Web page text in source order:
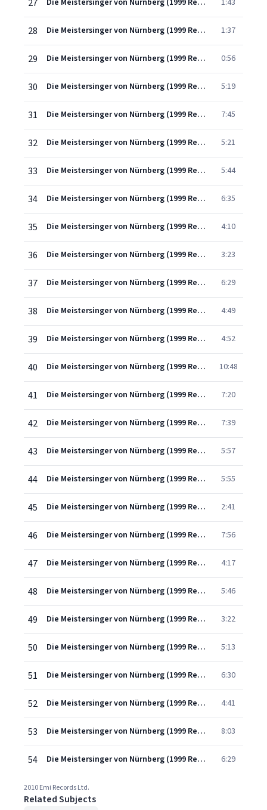
27 Die Meistersinger von Nürnberg (1999 Remastered Version), Act Two, Scene Five: Geliebter, spare den Zorn! (Eva/Magdalene/Walther/Nachtwächter) 1:43
28 Die Meistersinger von Nürnberg (1999 Remastered Version), Act Two, Scene Five: Üble Dinge, die ich da merk' (Sachs/Walther/Eva) 1:37
29 Die Meistersinger von Nürnberg (1999 Remastered Version), Act Two, Scene Six: Tu's nicht! Doch horch! (Eva/Walther/Sachs) 0:56
30 Die Meistersinger von Nürnberg (1999 Remastered Version), Act Two, Scene Six: Jerum! Jerum! 5:19
31 Die Meistersinger von Nürnberg (1999 Remastered Version), Act Two, Scene Six: Das Fenster geht auf (Sachs/Beckmesser/Walther/Eva) 7:45
32 Die Meistersinger von Nürnberg (1999 Remastered Version), Act Two, Scene Six: Den Tag seh' ich erscheinen (Beckmesser/Sachs) 5:21
33 Die Meistersinger von Nürnberg (1999 Remastered Version), Act Two, Scene Six: Mit den Schuhen ward isch fertig schier! (Sachs/Beckmesser/Nachbaren/David/Magdalene/Lehrlingen/Gesellen/Die Meister/Pogne 5:44
34 Die Meistersinger von Nürnberg (1999 Remastered Version), Act Three: Prelude 6:35
35 Die Meistersinger von Nürnberg (1999 Remastered Version), Act Three, Scene One: Gleich Meister! Hier! 4:10
36 Die Meistersinger von Nürnberg (1999 Remastered Version), Act Three, Scene One: Am Jordan Sankt Johannes stand (David/Sachs) 3:23
37 Die Meistersinger von Nürnberg (1999 Remastered Version), Act Three, Scene One: Wahn! Wahn! Überall Wahn! (Sachs) 6:29
38 Die Meistersinger von Nürnberg (1999 Remastered Version), Act Three, Scene Two: Grüß' Gott, mein Junker! 4:49
39 Die Meistersinger von Nürnberg (1999 Remastered Version), Act Three, Scene Two: Mein Freund! in holder Jugendzeit 4:52
40 Die Meistersinger von Nürnberg (1999 Remastered Version), Act Three, Scene Two: Morgenlich leuchtend in rosigem Schein (Sachs/Walther) 10:48
41 Die Meistersinger von Nürnberg (1999 Remastered Version), Act Three, Scene Three: Ein Werbelied! von Sachs? - ist's wahr? 7:20
42 Die Meistersinger von Nürnberg (1999 Remastered Version), Act Three, Scene Three: Das Gedicht? Hier ließ ich's (Beckmesser/Sachs) 7:39
43 Die Meistersinger von Nürnberg (1999 Remastered Version), Act Three, Scene Four: Sieh', Ev'chen (Sachs/Eva/Walther) 5:57
44 Die Meistersinger von Nürnberg (1999 Remastered Version), Act Three, Scene Four: Hat man mit dem Schuhwerk nicht seine Not! (Sachs/Eva) 5:55
45 Die Meistersinger von Nürnberg (1999 Remastered Version), Act Three, Scene Four: Ein Kind ward hier geboren (Sachs) 2:41
46 Die Meistersinger von Nürnberg (1999 Remastered Version), Act Three, Scene Four: Die selige Morgentraum-Deutweise....Selig, wie die Sonne (Sachs/Eva/Walther/David/Magdalene) 7:56
47 Die Meistersinger von Nürnberg (1999 Remastered Version), Act Three, Scene Five: Sanckt Crispin, lobet ihn! (Schustern/Schneidern/Bäckern/Lehrlingen) 4:17
48 Die Meistersinger von Nürnberg (1999 Remastered Version), Act Three, Scene Five: Ihr tanzt? Was werden die Meister sagen? (David/Lehrlingen/Gesellen) 5:46
49 Die Meistersinger von Nürnberg (1999 Remastered Version), Act Three, Scene Five: Silentium! Silentium!...Wach' auf, es nahet gen den Tag (Lehrlingen/Volk) 3:22
50 Die Meistersinger von Nürnberg (1999 Remastered Version), Act Three, Scene Five: Euch macht ihr's leicht, mir macht ihr's schwer (Sachs/Pogner/Beckmesser) 5:13
51 Die Meistersinger von Nürnberg (1999 Remastered Version), Act Three, Scene Five: Nun denn, wenn's Meistern und Volk beliebt (Sachs/Kothner/Beckmesser/Volk/Lehrlingen/Die Meister/Nachtigall/Vogelgesang 6:30
52 Die Meistersinger von Nürnberg (1999 Remastered Version), Act Three, Scene Five: Das Lied, fürwahr, ist nicht von mir (Sachs/Die Meistersinger/Volk/Die Meister/Lehrlingen) 4:41
53 Die Meistersinger von Nürnberg (1999 Remastered Version), Act Three, Scene Five: Morgenlich leuchtend im rosigen Schein (Walther/Volk/Die Meistersinger/Sachs/Pogner/Eva) 8:03
54 Die Meistersinger von Nürnberg (1999 Remastered Version), Act Three, Scene Five: Verachtet mir die Meister nicht (Sachs/Alle) 6:29
2010 Emi Records Ltd.
Related Subjects